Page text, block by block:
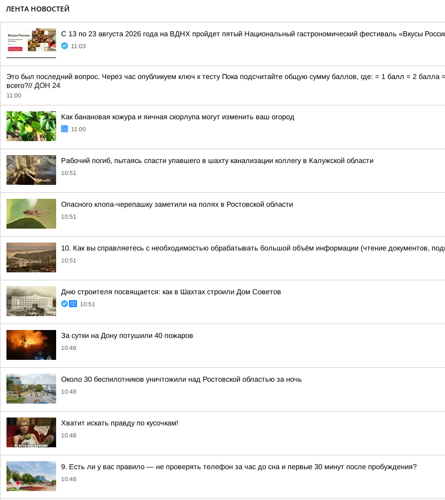
ЛЕНТА НОВОСТЕЙ
С 13 по 23 августа 2026 года на ВДНХ пройдет пятый Национальный гастрономический фестиваль «Вкусы
11:03
Это был последний вопрос. Через час опубликуем ключ к тесту Пока подсчитайте общую сумму баллов, где: = 1 балл = 2
всего?// ДОН 24
11:00
Как банановая кожура и яичная скорлупа могут изменить ваш огород
11:00
Рабочий погиб, пытаясь спасти упавшего в шахту канализации коллегу в Калужской области
10:51
Опасного клопа-черепашку заметили на полях в Ростовской области
10:51
10. Как вы справляетесь с необходимостью обрабатывать большой объём информации (чтение документов,
10:51
Дню строителя посвящается: как в Шахтах строили Дом Советов
10:51
За сутки на Дону потушили 40 пожаров
10:48
Около 30 беспилотников уничтожили над Ростовской областью за ночь
10:48
Хватит искать правду по кусочкам!
10:48
9. Есть ли у вас правило — не проверять телефон за час до сна и первые 30 минут после пробуждения?
10:48